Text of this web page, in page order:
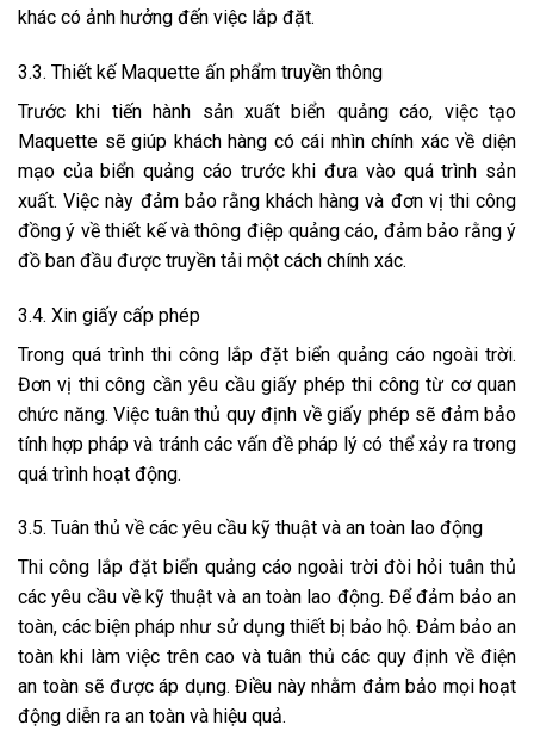
khác có ảnh hưởng đến việc lắp đặt.
3.3. Thiết kế Maquette ấn phẩm truyền thông
Trước khi tiến hành sản xuất biển quảng cáo, việc tạo
Maquette sẽ giúp khách hàng có cái nhìn chính xác về diện
mạo của biển quảng cáo trước khi đưa vào quá trình sản
xuất. Việc này đảm bảo rằng khách hàng và đơn vị thi công
đồng ý về thiết kế và thông điệp quảng cáo, đảm bảo rằng ý
đồ ban đầu được truyền tải một cách chính xác.
3.4. Xin giấy cấp phép
Trong quá trình thi công lắp đặt biển quảng cáo ngoài trời.
Đơn vị thi công cần yêu cầu giấy phép thi công từ cơ quan
chức năng. Việc tuân thủ quy định về giấy phép sẽ đảm bảo
tính hợp pháp và tránh các vấn đề pháp lý có thể xảy ra trong
quá trình hoạt động.
3.5. Tuân thủ về các yêu cầu kỹ thuật và an toàn lao động
Thi công lắp đặt biển quảng cáo ngoài trời đòi hỏi tuân thủ
các yêu cầu về kỹ thuật và an toàn lao động. Để đảm bảo an
toàn, các biện pháp như sử dụng thiết bị bảo hộ. Đảm bảo an
toàn khi làm việc trên cao và tuân thủ các quy định về điện
an toàn sẽ được áp dụng. Điều này nhằm đảm bảo mọi hoạt
động diễn ra an toàn và hiệu quả.